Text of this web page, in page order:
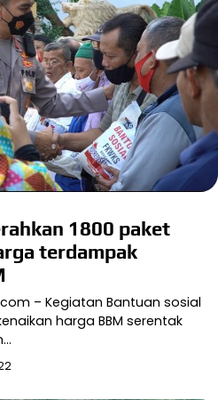
1800 paket
terdampak
– Kegiatan Bantuan sosial
harga BBM serentak